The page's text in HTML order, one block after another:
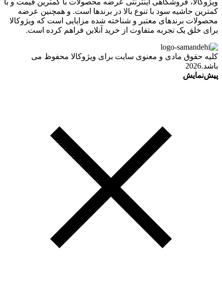
ویژوکالا، فروشگاهی اینترنتی عرضه محصولات با کمترین قیمت و با
کمترین حاشیه سود با تنوع بالا در برندها است. و همچنین عرضه
محصولات برندهای معتبر و شناخته شده مزایایی است که ویژوکالا
برای خلق یک تجربه متفاوت از خرید آنلاین فراهم کرده است.
کلیه حقوق مادی و معنوی سایت برای ویژوکالا محفوظ می
باشد.2026
پیش‌نمایش